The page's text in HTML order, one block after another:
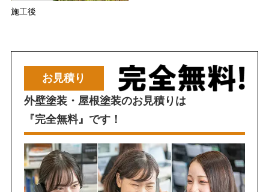
施工後
お見積り
外壁塗装・屋根塗装のお見積りは
『完全無料』です！